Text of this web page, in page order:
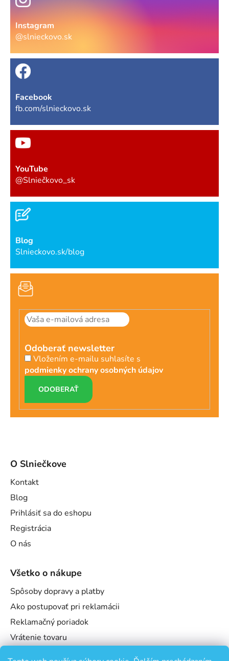
Instagram
@slnieckovo.sk
Facebook
fb.com/slnieckovo.sk
YouTube
@Slniečkovo_sk
Blog
Slnieckovo.sk/blog
Odoberať newsletter
Vložením e-mailu suhlasíte s
podmienky ochrany osobných údajov
PRIHLÁSIŤ
SA
O Slniečkove
Kontakt
Blog
Prihlásiť sa do eshopu
Registrácia
O nás
Všetko o nákupe
Spôsoby dopravy a platby
Ako postupovať pri reklamácii
Reklamačný poriadok
Vrátenie tovaru